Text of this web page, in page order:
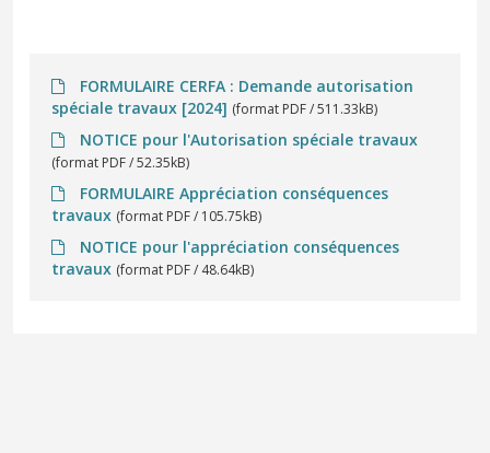
FORMULAIRE CERFA : Demande autorisation
spéciale travaux [2024] (format PDF / 511.33kB)
NOTICE pour l'Autorisation spéciale travaux
(format PDF / 52.35kB)
FORMULAIRE Appréciation conséquences
travaux (format PDF / 105.75kB)
NOTICE pour l'appréciation conséquences
travaux (format PDF / 48.64kB)